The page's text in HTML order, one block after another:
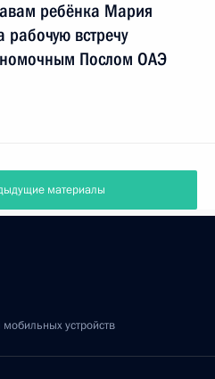
ребёнка Мария
встречу
Послом ОАЭ
материалы
устройств